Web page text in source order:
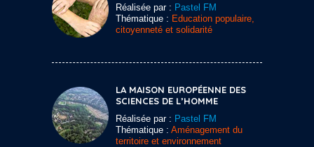
Réalisée par : Pastel FM
Thématique : Education populaire,
citoyenneté et solidarité
LA MAISON EUROPÉENNE DES
SCIENCES DE L’HOMME
Réalisée par : Pastel FM
Thématique : Aménagement du
territoire et environnement